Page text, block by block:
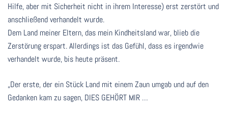
Hilfe, aber mit Sicherheit nicht in ihrem Interesse) erst zerstört und
anschließend verhandelt wurde.
Dem Land meiner Eltern, das mein Kindheitsland war, blieb die
Zerstörung erspart. Allerdings ist das Gefühl, dass es irgendwie
verhandelt wurde, bis heute präsent.
„Der erste, der ein Stück Land mit einem Zaun umgab und auf den
Gedanken kam zu sagen, DIES GEHÖRT MIR …